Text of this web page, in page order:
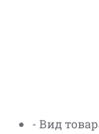
- Вид